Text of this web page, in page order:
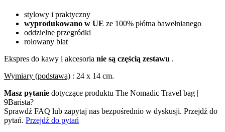
stylowy i praktyczny
wyprodukowano w UE ze 100% płótna bawełnianego
oddzielne przegródki
rolowany blat
Ekspres do kawy i akcesoria nie są częścią zestawu .
Wymiary (podstawa) : 24 x 14 cm.
Masz pytanie dotyczące produktu The Nomadic Travel bag |
9Barista?
Sprawdź FAQ lub zapytaj nas bezpośrednio w dyskusji. Przejdź do
pytań. Przejdź do pytań